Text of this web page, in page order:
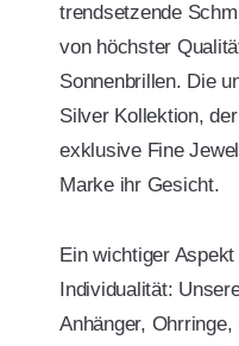
trendsetzende
von höchster
Sonnenbrillen. Die
Silver Kollektion,
exklusive Fine
Marke ihr Gesicht.
Ein wichtiger
Individualität:
Anhänger,